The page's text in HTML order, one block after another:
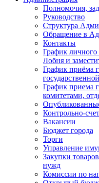
Полномочия,
Руководство
Структура
Обращение в
Контакты
График личного
Лобня и
График приёма
График приема
комитетами,
Контрольно-
Вакансии
Бюджет города
Торги
Управление
Закупки
нужд
Комиссии по